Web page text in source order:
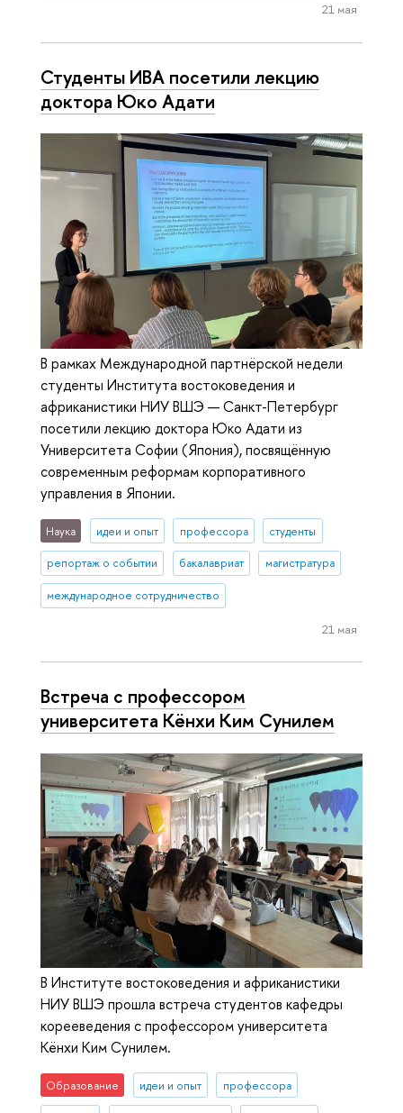
21 мая
Студенты ИВА посетили лекцию
доктора Юко Адати
В рамках Международной партнёрской недели
студенты Института востоковедения и
африканистики НИУ ВШЭ — Санкт-Петербург
посетили лекцию доктора Юко Адати из
Университета Софии (Япония), посвящённую
современным реформам корпоративного
управления в Японии.
Наука идеи и опыт профессора студенты
репортаж о событии бакалавриат магистратура
международное сотрудничество
21 мая
Встреча с профессором
университета Кёнхи Ким Сунилем
В Институте востоковедения и африканистики
НИУ ВШЭ прошла встреча студентов кафедры
корееведения с профессором университета
Кёнхи Ким Сунилем.
Образование идеи и опыт профессора